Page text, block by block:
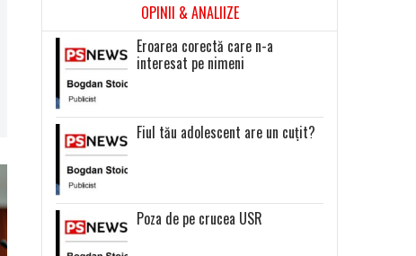
OPINII & ANALIIZE
Eroarea corectă care n-a
interesat pe nimeni
Fiul tău adolescent are un cuțit?
Poza de pe crucea USR